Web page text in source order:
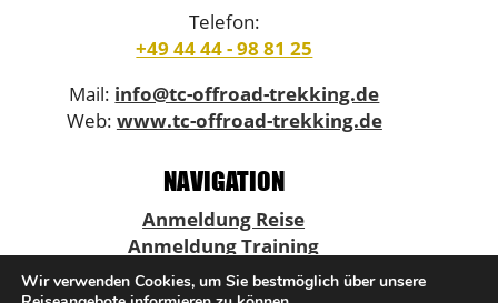
Telefon:
+49 44 44 - 98 81 25
Mail: info@tc-offroad-trekking.de
Web: www.tc-offroad-trekking.de
NAVIGATION
Anmeldung Reise
Anmeldung Training
Terminkalender
Wir verwenden Cookies, um Sie bestmöglich über unsere